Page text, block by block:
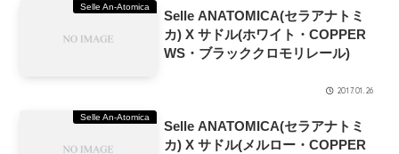
Selle An-Atomica
Selle ANATOMICA(セラアナトミ
カ) X サドル(ホワイト・COPPER
WS・ブラッククロモリレール)
2017.01.26
Selle An-Atomica
Selle ANATOMICA(セラアナトミ
カ) X サドル(メルロー・COPPER